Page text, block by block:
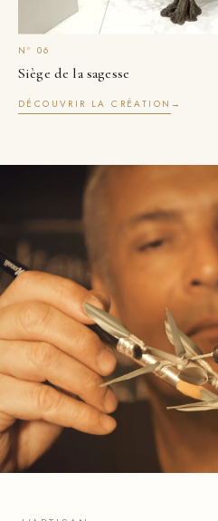
Siège de la sagesse
DÉCOUVRIR LA CRÉATION →